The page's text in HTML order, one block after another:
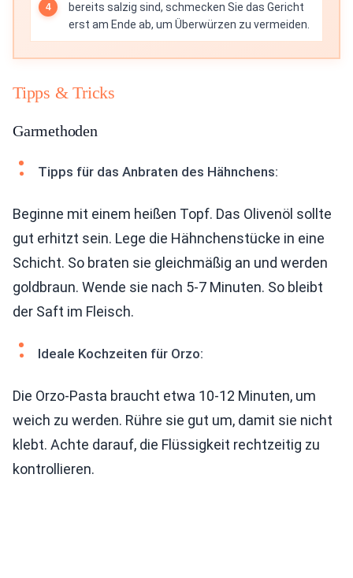
bereits salzig sind, schmecken Sie das Gericht
erst am Ende ab, um Überwürzen zu vermeiden.
Tipps & Tricks
Garmethoden
Tipps für das Anbraten des Hähnchens:
Beginne mit einem heißen Topf. Das Olivenöl sollte
gut erhitzt sein. Lege die Hähnchenstücke in eine
Schicht. So braten sie gleichmäßig an und werden
goldbraun. Wende sie nach 5-7 Minuten. So bleibt
der Saft im Fleisch.
Ideale Kochzeiten für Orzo:
Die Orzo-Pasta braucht etwa 10-12 Minuten, um
weich zu werden. Rühre sie gut um, damit sie nicht
klebt. Achte darauf, die Flüssigkeit rechtzeitig zu
kontrollieren.